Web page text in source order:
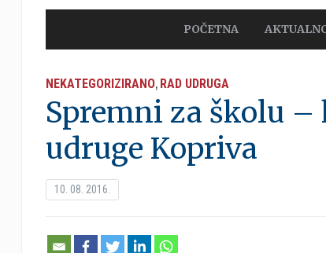
POČETNA
NEKATEGORIZIRANO, RAD UDRUGA
Spremni za školu
udruge Kopriva
10. 08. 2016.